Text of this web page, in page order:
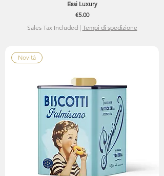
Essi Luxury
Price
€5.00
Sales Tax Included| Tempi di spedizione
Novità